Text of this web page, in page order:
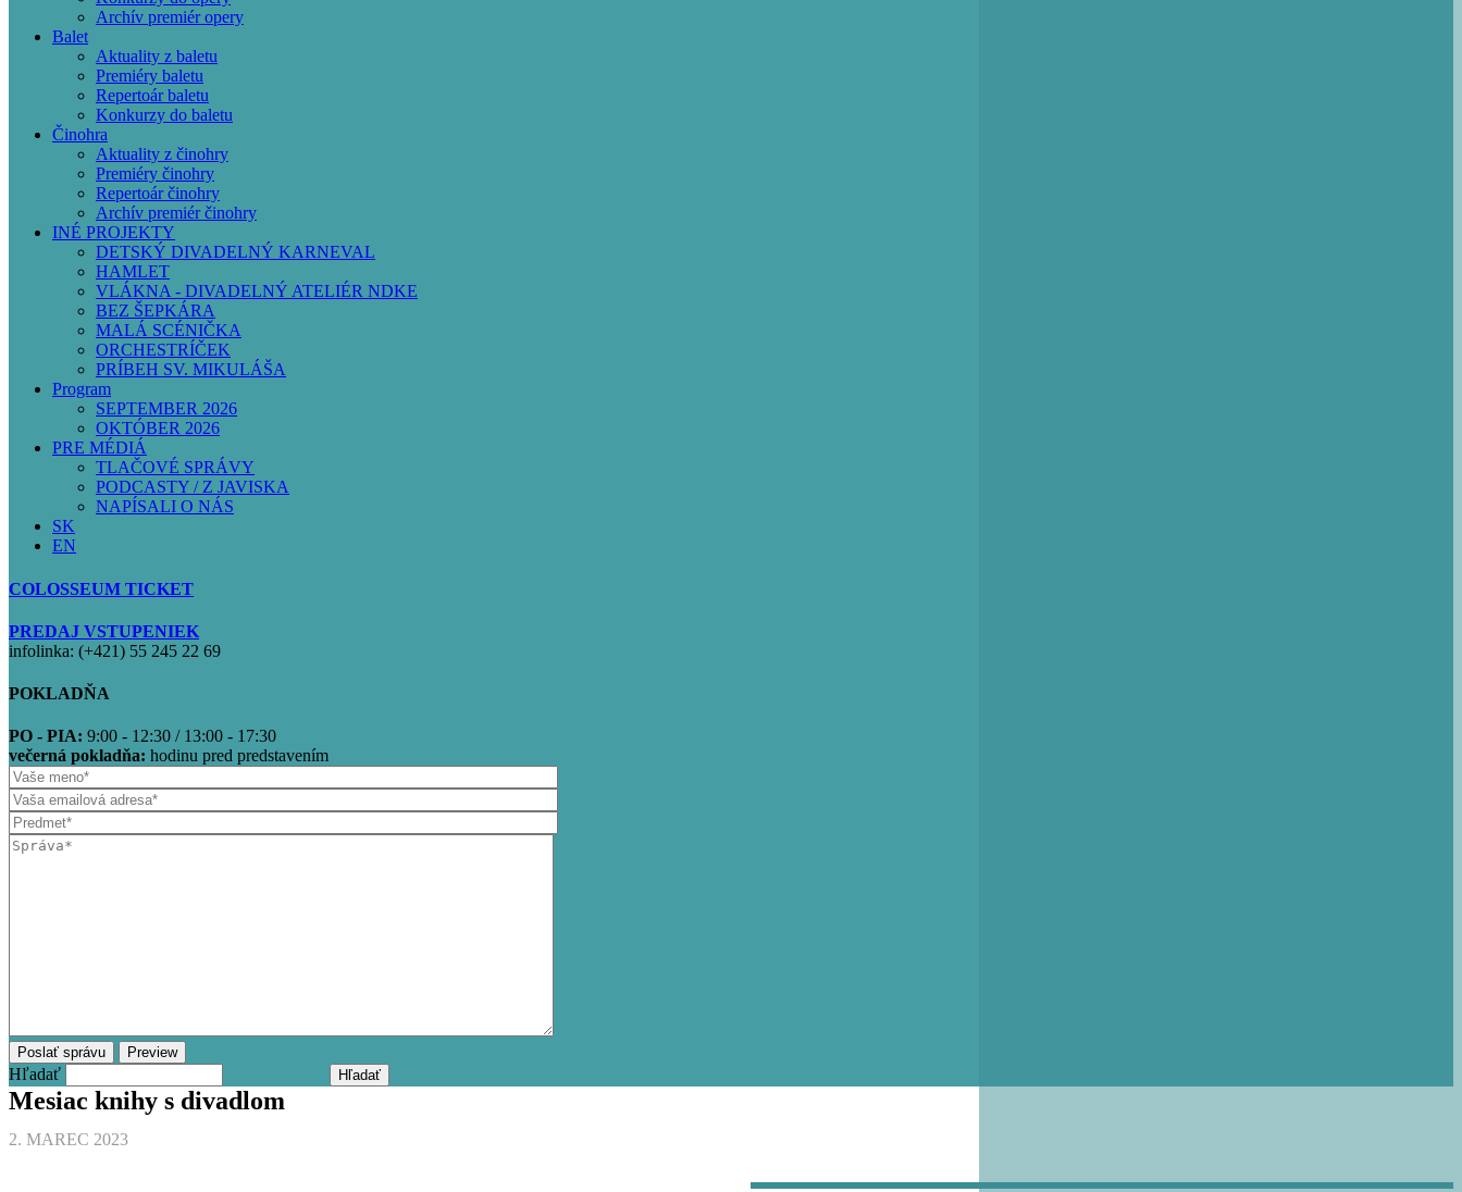
Archív premiér opery
Balet
Aktuality z baletu
Premiéry baletu
Repertoár baletu
Konkurzy do baletu
Činohra
Aktuality z činohry
Premiéry činohry
Repertoár činohry
Archív premiér činohry
INÉ PROJEKTY
DETSKÝ DIVADELNÝ KARNEVAL
HAMLET
VLÁKNA - DIVADELNÝ ATELIÉR NDKE
BEZ ŠEPKÁRA
MALÁ SCÉNIČKA
ORCHESTRÍČEK
PRÍBEH SV. MIKULÁŠA
Program
SEPTEMBER 2026
OKTÓBER 2026
PRE MÉDIÁ
TLAČOVÉ SPRÁVY
PODCASTY / Z JAVISKA
NAPÍSALI O NÁS
SK
EN
COLOSSEUM TICKET
PREDAJ VSTUPENIEK
infolinka: (+421) 55 245 22 69
POKLADŇA
PO - PIA: 9:00 - 12:30 / 13:00 - 17:30
večerná pokladňa: hodinu pred predstavením
Hľadať
Mesiac knihy s divadlom
2. MAREC 2023